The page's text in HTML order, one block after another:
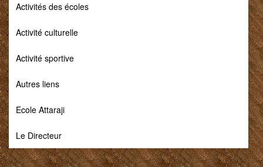
Activités des écoles
Activité culturelle
Activité sportive
Autres liens
Ecole Attaraji
Le Directeur